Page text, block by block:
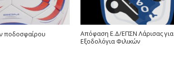
ποδοσφαίρου
Απόφαση Ε.Δ/ΕΠΣΝ Λάρισας για
Εξοδολόγια Φιλικών